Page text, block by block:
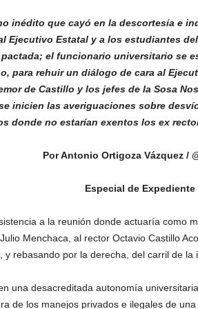
inédito que cayó en la descortesía e
Ejecutivo Estatal y a los estudiantes
el funcionario universitario se
para rehuir un diálogo de cara al
de Castillo y los jefes de la Sosa
inicien las averiguaciones sobre
donde no estarían exentos los ex
Por Antonio Ortigoza Vázquez /
Especial de Expediente
a la reunión donde actuaría como
Menchaca, al rector Octavio Castillo
y rebasando por la derecha, del carril de la
una desacreditada autonomía
de los manejos privados e ilegales de